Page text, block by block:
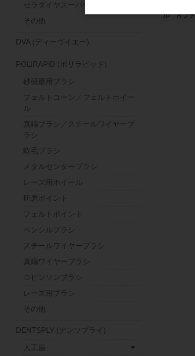
ル Ｈフ
セラダイヤスーパーファースト
その他
DVA (ディーヴイエー)
POLIRAPID (ポリラピッド)
砂研磨用ブラシ
フェルトコーン／フェルトホイー
ル
真鍮ブラシ／スチールワイヤーブ
ラシ
軟毛ブラシ
メタルセンターブラシ
レーズ用ホイール
研磨ポイント
フェルトポイント
ペンシルブラシ
スチールワイヤーブラシ
真鍮ワイヤーブラシ
ロビンソンブラシ
レーズ用ブラシ
その他
DENTSPLY (デンツプライ)
人工歯